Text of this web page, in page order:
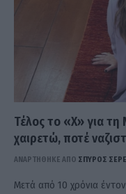
Τέλος το «Χ» για τη
χαιρετώ, ποτέ
ΑΝΑΡΤΗΘΗΚΕ ΑΠΟ ΣΠΎΡΟΣ
Μετά από 10 χρόνια